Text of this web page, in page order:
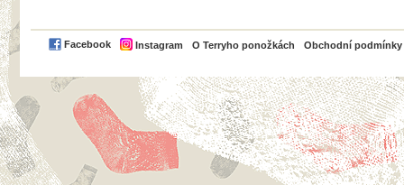
Facebook Instagram O Terryho ponožkách Obchodní podmínky
PayPal